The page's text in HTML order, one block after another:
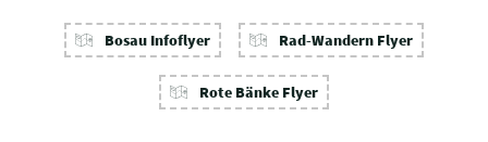
Bosau Infoflyer Rad-Wandern Flyer
Rote Bänke Flyer